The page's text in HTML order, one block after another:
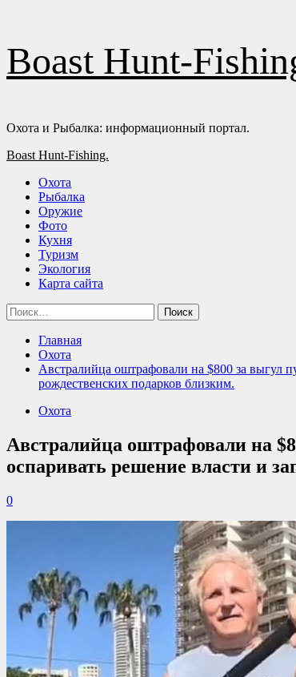
содержимому
Boast Hunt-
Охота и Рыбалка: информационный портал.
Основное
Boast Hunt-Fishing.
Охота
Рыбалка
Оружие
Фото
Кухня
Туризм
Экология
Карта сайта
Найти:
Главная
Охота
Австралийца оштрафовали на $800 за выгул
рождественских подарков близким.
Охота
Австралийца оштрафовали на
оспаривать решение власти и
0